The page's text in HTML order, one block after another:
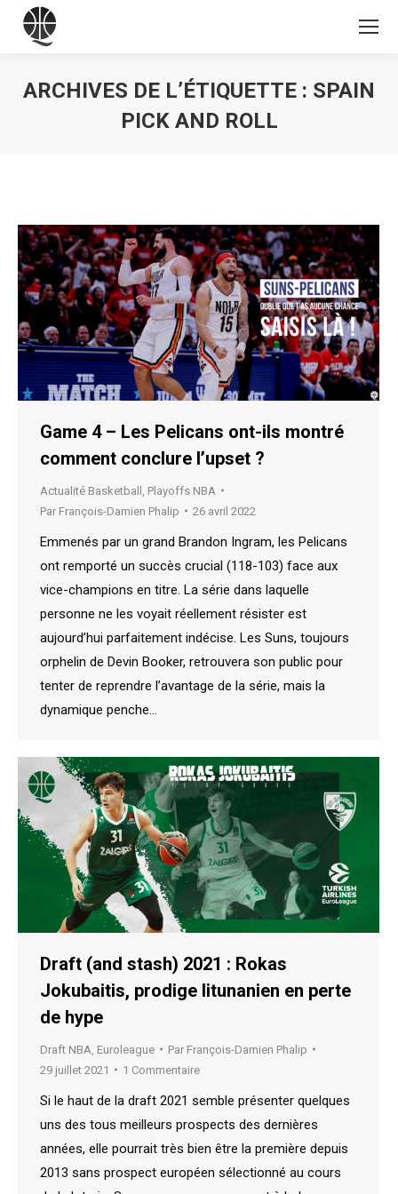
ARCHIVES DE L’ÉTIQUETTE : SPAIN
PICK AND ROLL
Game 4 – Les Pelicans ont-ils montré
comment conclure l’upset ?
Actualité Basketball
Playoffs NBA
Par François-Damien Phalip 26 avril 2022
Emmenés par un grand Brandon Ingram, les Pelicans
ont remporté un succès crucial (118-103) face aux
vice-champions en titre. La série dans laquelle
personne ne les voyait réellement résister est
aujourd’hui parfaitement indécise. Les Suns, toujours
orphelin de Devin Booker, retrouvera son public pour
tenter de reprendre l’avantage de la série, mais la
dynamique penche…
Draft (and stash) 2021 : Rokas
Jokubaitis, prodige litunanien en perte
de hype
Draft NBA Euroleague Par François-Damien Phalip
29 juillet 2021
1 Commentaire
Si le haut de la draft 2021 semble présenter quelques
uns des tous meilleurs prospects des dernières
années, elle pourrait très bien être la première depuis
2013 sans prospect européen sélectionné au cours